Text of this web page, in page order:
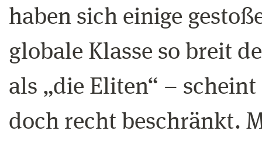
haben sich einige
globale Klasse so breit
als „die Eliten“ –
doch recht beschränkt.